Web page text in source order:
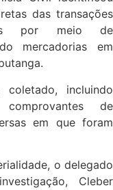
das transações
por meio de
mercadorias em
incluindo
de
em que foram
o delegado
Cleber